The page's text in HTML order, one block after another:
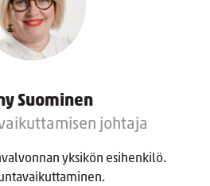
Suominen
johtaja
yksikön esihenkilö.